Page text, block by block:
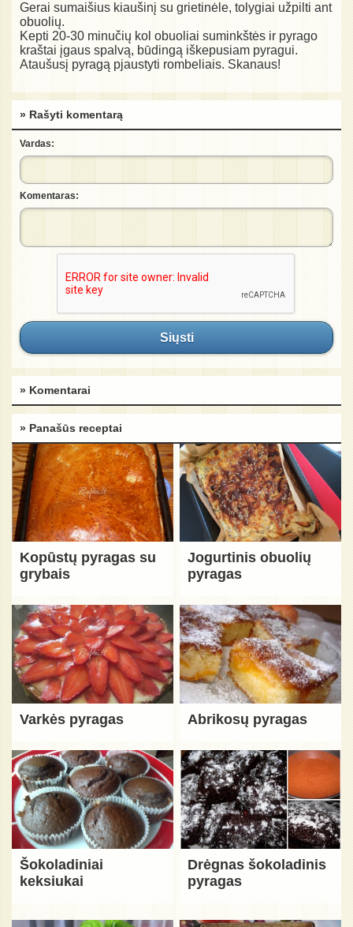
Gerai sumaišius kiaušinį su grietinėle, tolygiai užpilti ant
obuolių.
Kepti 20-30 minučių kol obuoliai suminkštės ir pyrago
kraštai įgaus spalvą, būdingą iškepusiam pyragui.
Ataušusį pyragą pjaustyti rombeliais. Skanaus!
» Rašyti komentarą
Vardas:
Komentaras:
Siųsti
» Komentarai
» Panašūs receptai
Kopūstų pyragas su
grybais
Jogurtinis obuolių
pyragas
Varkės pyragas Abrikosų pyragas
Šokoladiniai
keksiukai
Drėgnas šokoladinis
pyragas